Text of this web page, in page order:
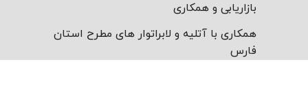
بازاریابی و همکاری
همکاری با آتلیه و لابراتوار های مطرح استان
فارس